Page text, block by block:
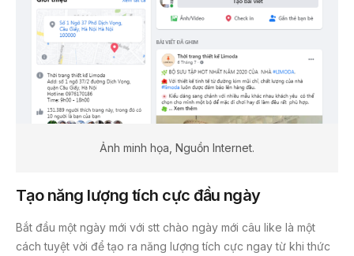
Ảnh minh họa, Nguồn Internet.
Tạo năng lượng tích cực đầu ngày
Bắt đầu một ngày mới với stt chào ngày mới câu like là một
cách tuyệt vời để tạo ra năng lượng tích cực ngay từ khi thức